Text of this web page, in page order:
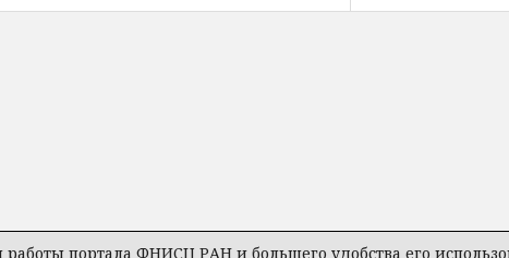
портала ФНИСЦ РАН и большего удобства его